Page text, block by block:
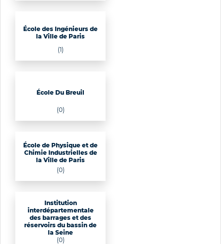
École des Ingénieurs de
la Ville de Paris
(1)
École Du Breuil
(0)
École de Physique et de
Chimie Industrielles de
la Ville de Paris
(0)
Institution
interdépartementale
des barrages et des
réservoirs du bassin de
la Seine
(0)